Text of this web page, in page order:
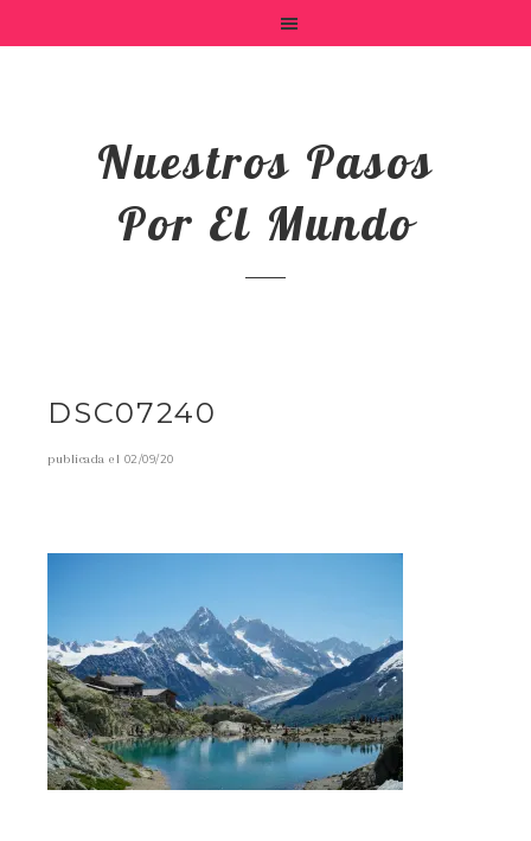
Nuestros Pasos
Por El Mundo
DSC07240
publicada el 02/09/20